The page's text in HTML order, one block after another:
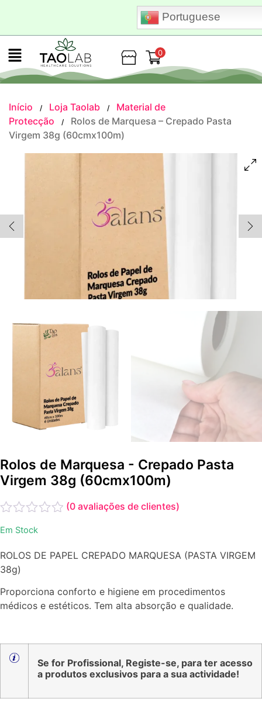
Portuguese
Loja
0
Início / Loja Taolab /
Material de
Protecção
/
Rolos de Marquesa – Crepado Pasta
Virgem 38g (60cmx100m)
Rolos de Marquesa - Crepado Pasta
Virgem 38g (60cmx100m)
0
5
(0 avaliações de clientes)
Em Stock
ROLOS DE PAPEL CREPADO MARQUESA (PASTA VIRGEM
38g)
Proporciona conforto e higiene em procedimentos
médicos e estéticos. Tem alta absorção e qualidade.
Se for Profissional, Registe-se, para ter acesso
a produtos exclusivos para a sua actividade!